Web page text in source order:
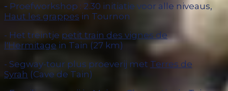
- Proefworkshop : 2.30 initiatie voor alle niveaus,
Haut les grappes in Tournon
- Het treintje petit train des vignes de
l'Hermitage in Tain (27 km)
- Segway-tour plus proeverij met Terres de
Syrah (Cave de Tain)